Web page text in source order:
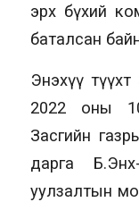
эрх бүхий
баталсан
Энэхүү
2022 оны
Засгийн
дарга
уулзалтын